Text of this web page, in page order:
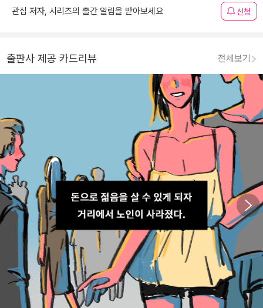
관심 저자, 시리즈의 출간 알림을 받아보세요 신청
출판사 제공 카드리뷰 전체보기